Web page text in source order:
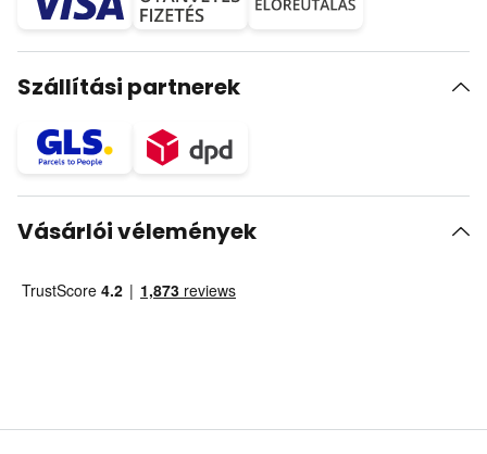
Szállítási partnerek
Vásárlói vélemények